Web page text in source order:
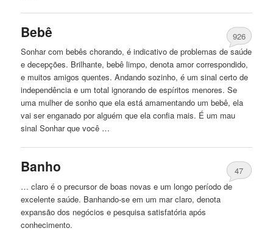
Bebê
926
Sonhar com bebês chorando, é indicativo de problemas de saúde
e decepções. Brilhante, bebê limpo, denota amor correspondido,
e muitos amigos quentes. Andando sozinho, é um sinal certo de
independência e um total ignorando de espíritos menores. Se
uma mulher de sonho que ela está amamentando um bebê, ela
vai ser enganado por alguém que ela confia mais. É um mau
sinal Sonhar que você …
Banho
47
… claro é o precursor de boas novas e um longo período de
excelente saúde. Banhando-se em um marclaro, denota
expansão dos negócios e pesquisa satisfatória após
conhecimento.